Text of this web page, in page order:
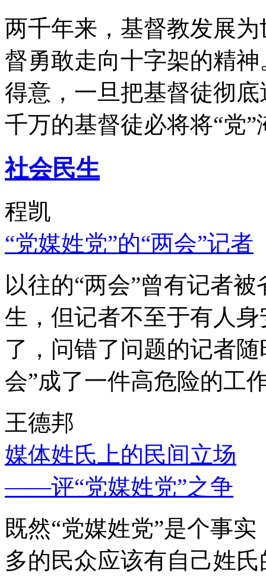
两千年来，基督教发展
督勇敢走向十字架的精
得意，一旦把基督徒彻
千万的基督徒必将将“党”
社会民生
程凯
“党媒姓党”的“两会”记者
以往的“两会”曾有记者
生，但记者不至于有人
了，问错了问题的记者
会”成了一件高危险的工
王德邦
媒体姓氏上的民间立场
——评“党媒姓党”之争
既然“党媒姓党”是个事
多的民众应该有自己姓